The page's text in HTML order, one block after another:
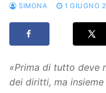
SIMONA 1 GIUGNO
«Prima di tutto deve
dei diritti, ma